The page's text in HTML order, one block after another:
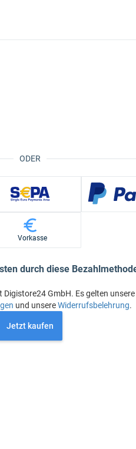
ODER
Vorkasse
durch diese
GmbH. Es gelten unsere
und unsereWiderrufsbelehrung.
Jetzt kaufen